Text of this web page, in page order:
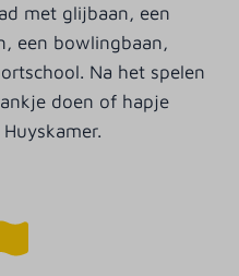
met glijbaan, een
een bowlingbaan,
Na het spelen
doen of hapje